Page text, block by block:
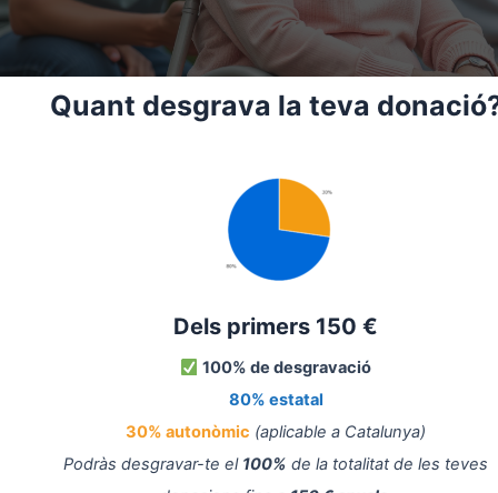
Quant desgrava la teva
Dels primers 150 €
100% de desgravació
80% estatal
30% autonòmic (aplicable a Catalunya)
Podràs desgravar-te el 100% de la totalitat de les teves